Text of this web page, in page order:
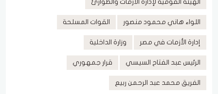
الهيئة القومية لإدارة الأزمات والطوارئ
اللواء هاني محمود منصور القوات المسلحة
إدارة الأزمات في مصر وزارة الداخلية
الرئيس عبد الفتاح السيسي قرار جمهوري
الفريق محمد عبد الرحمن ربيع